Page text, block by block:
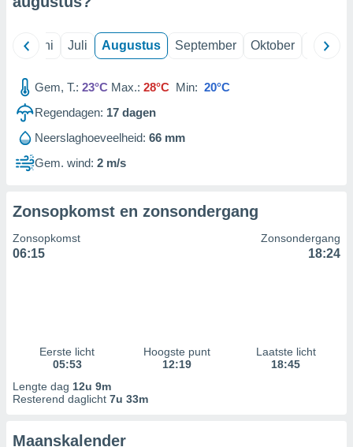
Juni Juli Augustus September Oktober
Gem, T.: 23°C Max.: 28°C Min: 20°C
Regendagen: 17 dagen
Neerslaghoeveelheid: 66 mm
Gem. wind: 2 m/s
Zonsopkomst en zonsondergang
Zonsopkomst
06:15
Zonsondergang
18:24
Eerste licht
05:53
Hoogste punt
12:19
Laatste licht
18:45
Lengte dag 12u 9m
Resterend daglicht 7u 33m
Maanskalender